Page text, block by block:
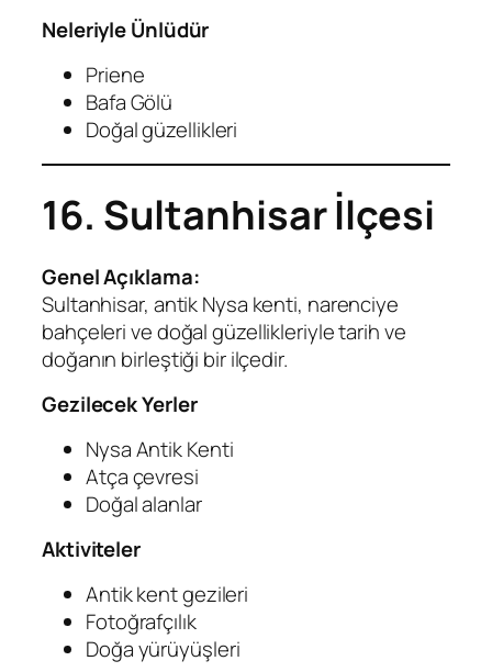
Neleriyle Ünlüdür
Priene
Bafa Gölü
Doğal güzellikleri
16. Sultanhisar İlçesi
Genel Açıklama:
Sultanhisar, antik Nysa kenti, narenciye
bahçeleri ve doğal güzellikleriyle tarih ve
doğanın birleştiği bir ilçedir.
Gezilecek Yerler
Nysa Antik Kenti
Atça çevresi
Doğal alanlar
Aktiviteler
Antik kent gezileri
Fotoğrafçılık
Doğa yürüyüşleri